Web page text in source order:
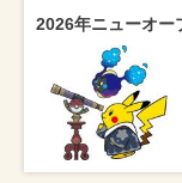
2026年ニューオー